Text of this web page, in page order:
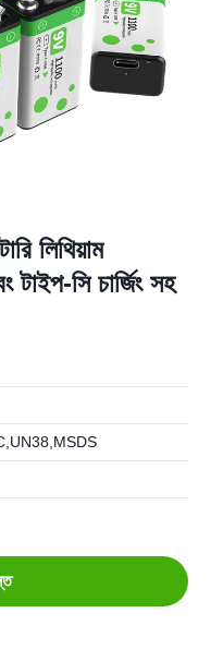
লিথিয়াম
সি চার্জিং সহ